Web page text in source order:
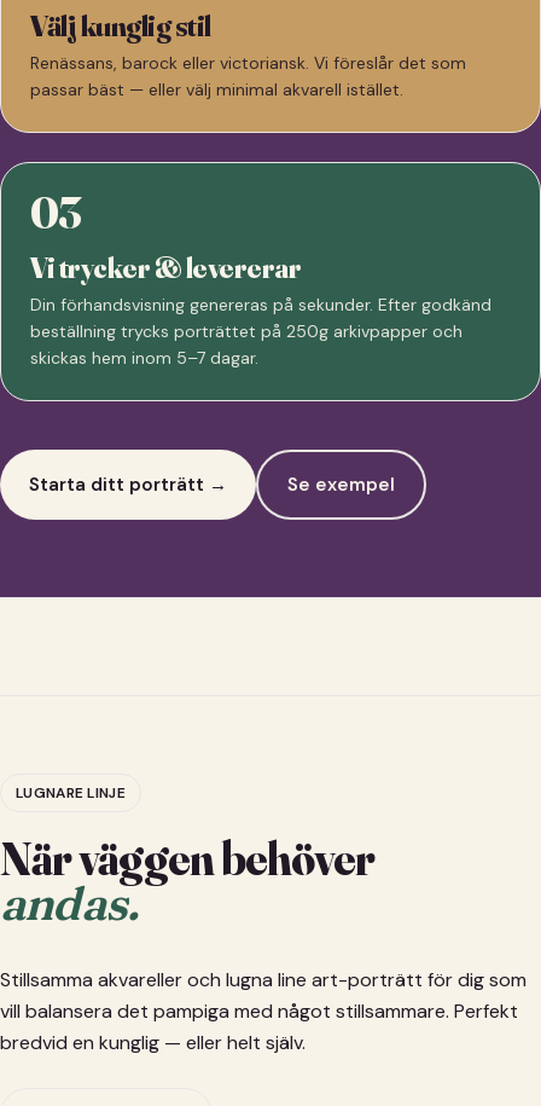
Välj kunglig stil
Renässans, barock eller victoriansk. Vi föreslår det som
passar bäst — eller välj minimal akvarell istället.
03
Vi trycker & levererar
Din förhandsvisning genereras på sekunder. Efter godkänd
beställning trycks porträttet på 250g arkivpapper och
skickas hem inom 5–7 dagar.
Starta ditt porträtt → Se exempel
LUGNARE LINJE
När väggen behöver
andas.
Stillsamma akvareller och lugna line art-porträtt för dig som
vill balansera det pampiga med något stillsammare. Perfekt
bredvid en kunglig — eller helt själv.